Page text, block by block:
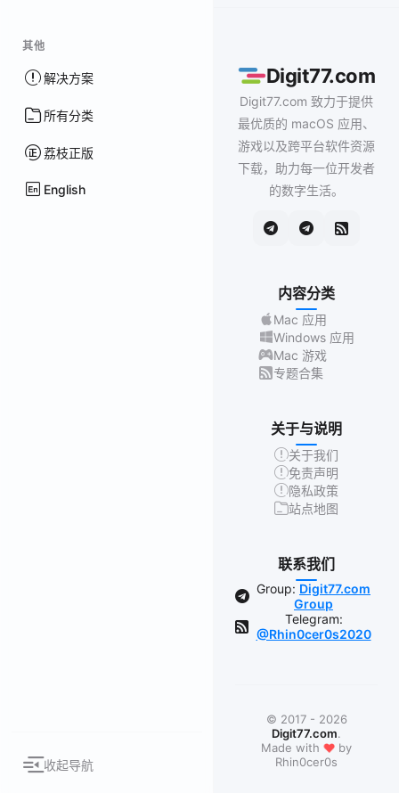
其他
解决方案
所有分类
荔枝正版
English
收起导航
Digit77.com
Digit77.com 致力于提供
最优质的 macOS 应用、
游戏以及跨平台软件资源
下载，助力每一位开发者
的数字生活。
内容分类
Mac 应用
Windows 应用
Mac 游戏
专题合集
关于与说明
关于我们
免责声明
隐私政策
站点地图
联系我们
Group: Digit77.com
Group
Telegram:
@Rhin0cer0s2020
© 2017 - 2026
Digit77.com.
Made with ❤ by
Rhin0cer0s